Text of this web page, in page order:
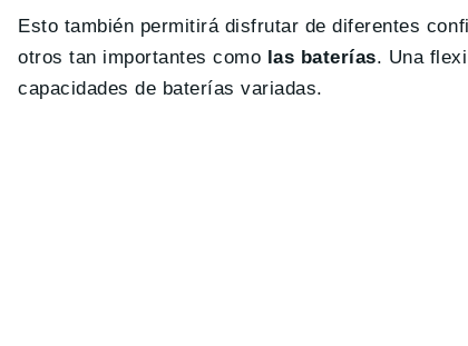
Esto también permitirá disfrutar de diferentes
otros tan importantes como las baterías. Una
capacidades de baterías variadas.